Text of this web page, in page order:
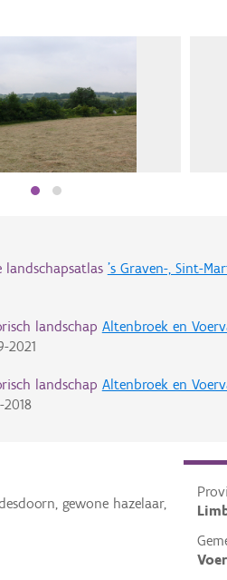
landschapsatlas 's Graven-, Sint-
landschap Altenbroek en
2021
landschap Altenbroek en
2018
gewone hazelaar,